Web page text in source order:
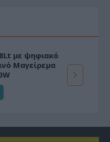
με ψηφιακό
Μαγείρεμα